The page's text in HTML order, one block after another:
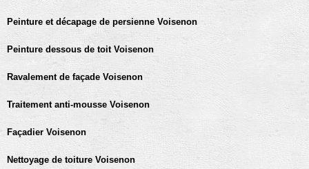
Peinture et décapage de persienne Voisenon
Peinture dessous de toit Voisenon
Ravalement de façade Voisenon
Traitement anti-mousse Voisenon
Façadier Voisenon
Nettoyage de toiture Voisenon